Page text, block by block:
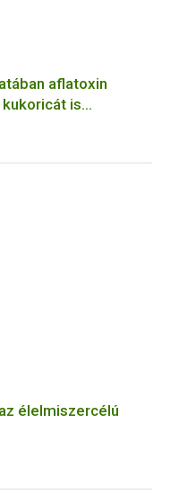
aflatoxin
is
élelmiszercélú